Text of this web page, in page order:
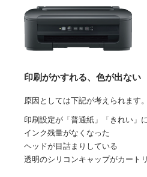
印刷がかすれる、色が出ない
原因としては下記が考えられます。
印刷設定が「普通紙」「きれい」
インク残量がなくなった
ヘッドが目詰まりしている
透明のシリコンキャップがカート